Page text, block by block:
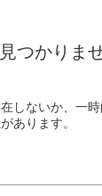
つかりま
しないか、一
あります。